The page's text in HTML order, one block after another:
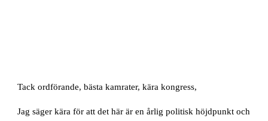
Tack ordförande, bästa kamrater, kära kongress,
Jag säger kära för att det här är en årlig politisk höjdpunkt och